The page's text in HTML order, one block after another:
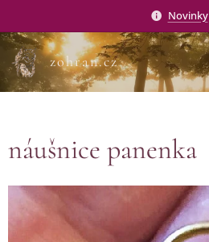
Novinky
zohran.cz
náušnice panenka